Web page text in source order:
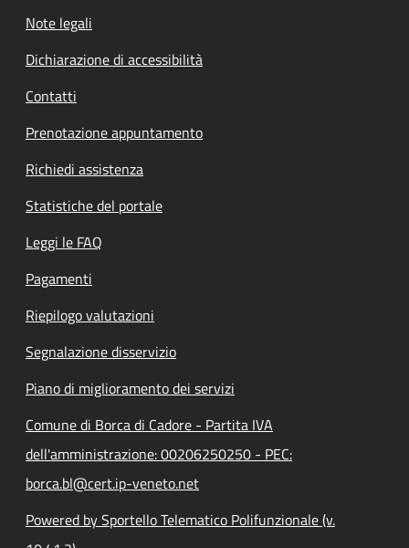
Note legali
Dichiarazione di accessibilità
Contatti
Prenotazione appuntamento
Richiedi assistenza
Statistiche del portale
Leggi le FAQ
Pagamenti
Riepilogo valutazioni
Segnalazione disservizio
Piano di miglioramento dei servizi
Comune di Borca di Cadore - Partita IVA
dell'amministrazione: 00206250250 - PEC:
borca.bl@cert.ip-veneto.net
Powered by Sportello Telematico Polifunzionale (v.